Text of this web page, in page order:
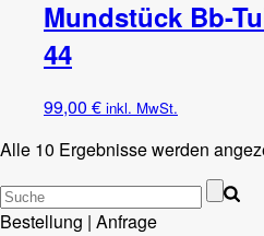
Mundstück Bb-
44
99,00 € inkl. MwSt.
Alle 10 Ergebnisse werden
Bestellung | Anfrage